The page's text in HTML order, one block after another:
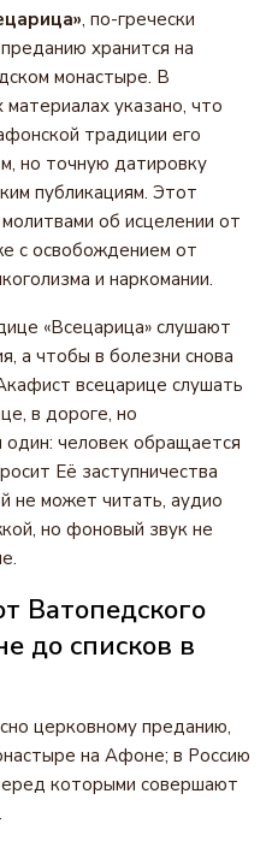
, по-гречески
хранится на
монастыре. В
указано, что
традиции его
но точную датировку
публикациям. Этот
об исцелении от
с освобождением от
и наркомании.
«Всецарица» слушают
а чтобы в болезни снова
всецарице слушать
в дороге, но
один: человек обращается
Её заступничества
не может читать, аудио
но фоновый звук не
Ватопедского
до списков в
церковному преданию,
на Афоне; в Россию
которыми совершают